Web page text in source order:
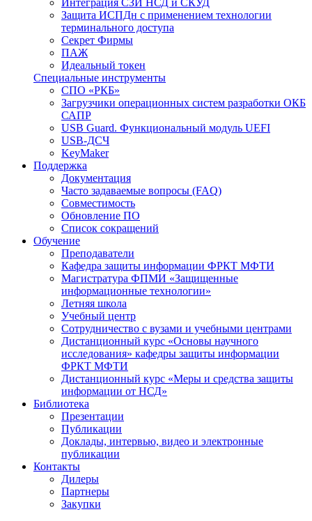
Интеграция СЗИ НСД и СКУД
Защита ИСПДн с применением технологии
терминального доступа
Секрет Фирмы
ПАЖ
Идеальный токен
Специальные инструменты
СПО «РКБ»
Загрузчики операционных систем разработки ОКБ
САПР
USB Guard. Функциональный модуль UEFI
USB-ДСЧ
KeyMaker
Поддержка
Документация
Часто задаваемые вопросы (FAQ)
Совместимость
Обновление ПО
Список сокращений
Обучение
Преподаватели
Кафедра защиты информации ФРКТ МФТИ
Магистратура ФПМИ «Защищенные
информационные технологии»
Летняя школа
Учебный центр
Сотрудничество с вузами и учебными центрами
Дистанционный курс «Основы научного
исследования» кафедры защиты информации
ФРКТ МФТИ
Дистанционный курс «Меры и средства защиты
информации от НСД»
Библиотека
Презентации
Публикации
Доклады, интервью, видео и электронные
публикации
Контакты
Дилеры
Партнеры
Закупки